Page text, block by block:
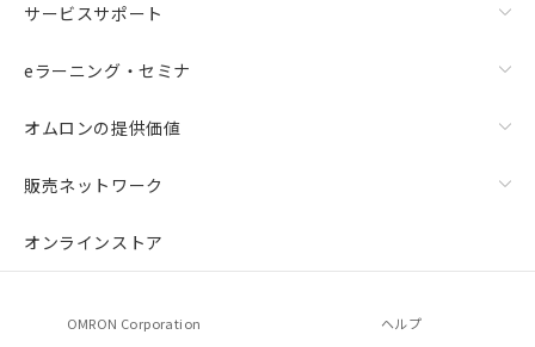
サービスサポート
eラーニング・セミナ
オムロンの提供価値
販売ネットワーク
オンラインストア
OMRON Corporation ヘルプ